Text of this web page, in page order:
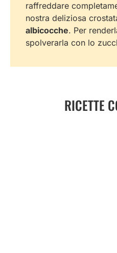
raffreddare
nostra deliziosa
albicocche. Per
spolverarla con lo
RICETTE